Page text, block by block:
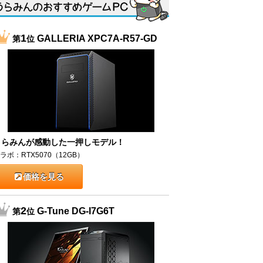
第1位GALLERIA XPC7A-R57-GD
みんが感動した一押しモデル！
ボ：RTX5070（12GB）
価格を見る
第2位G-Tune DG-I7G6T